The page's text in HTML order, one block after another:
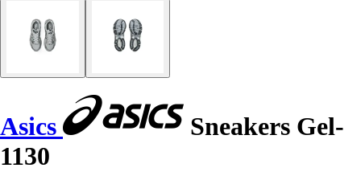
Asics
Sneakers Gel-
1130